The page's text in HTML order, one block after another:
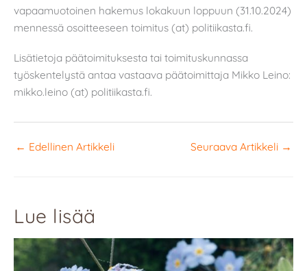
vapaamuotoinen hakemus lokakuun loppuun (31.10.2024)
mennessä osoitteeseen toimitus (at) politiikasta.fi.
Lisätietoja päätoimituksesta tai toimituskunnassa
työskentelystä antaa vastaava päätoimittaja Mikko Leino:
mikko.leino (at) politiikasta.fi.
← Edellinen Artikkeli Seuraava Artikkeli →
Lue lisää